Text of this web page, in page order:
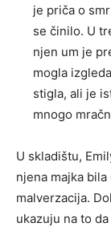
je priča o
se činilo. U
njen um je
mogla
stigla, ali je
mnogo
U skladištu,
njena majka
malverzacija.
ukazuju na to